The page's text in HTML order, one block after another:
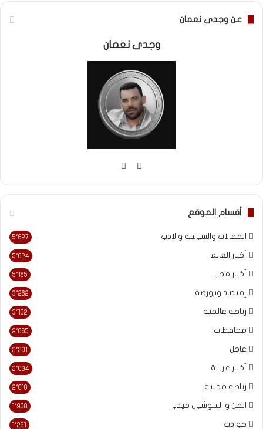
عن وجدى نعمان
وجدى نعمان
موقع
أقسام الموقع
المقالات والسياسه والادب 5٬627
أخبار العالم 5٬624
أخبار مصر 5٬165
إقتصاد وبورصة 3٬262
رياضة عالمية 3٬132
محافظات 2٬665
عاجل 2٬201
أخبار عربية 2٬094
رياضة محلية 2٬018
الفن و السوشيال ميديا 1٬938
حوادث 1٬291